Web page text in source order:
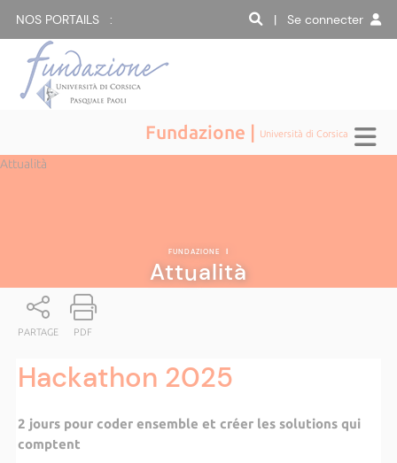
NOS PORTAILS : | Se connecter
Fundazione | Università di Corsica
Attualità
FUNDAZIONE |
Attualità
PARTAGE PDF
Hackathon 2025
2 jours pour coder ensemble et créer les solutions qui
comptent